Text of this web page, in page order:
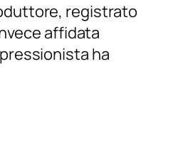
registrato
affidata
ha